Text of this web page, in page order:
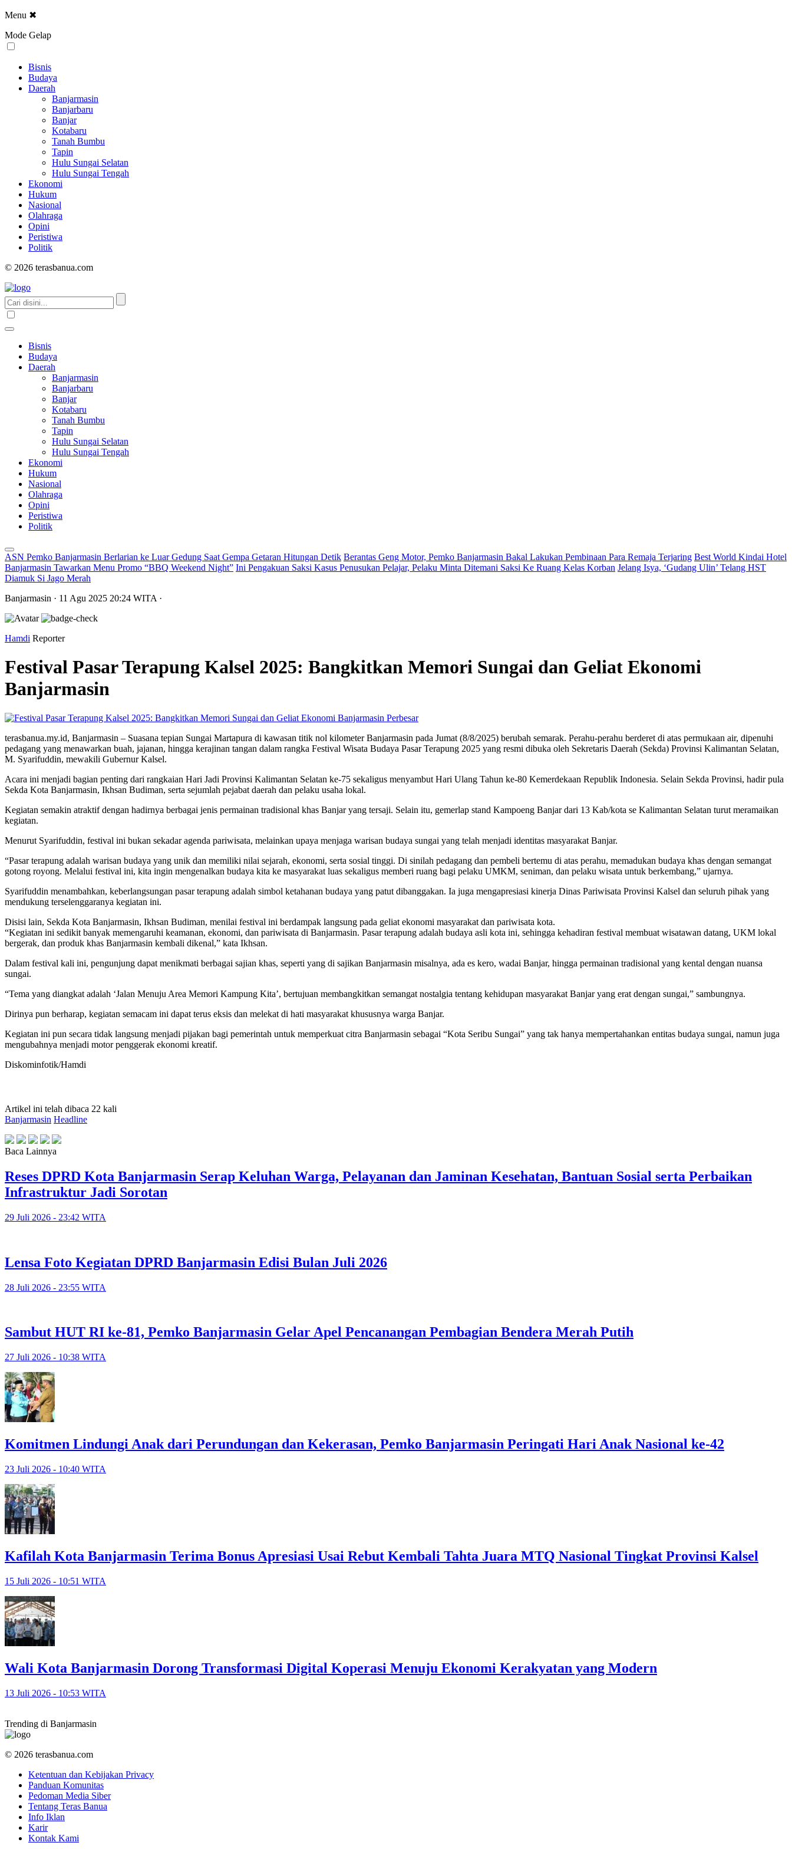
Menu ✖
Mode Gelap
Bisnis
Budaya
Daerah
Banjarmasin
Banjarbaru
Banjar
Kotabaru
Tanah Bumbu
Tapin
Hulu Sungai Selatan
Hulu Sungai Tengah
Ekonomi
Hukum
Nasional
Olahraga
Opini
Peristiwa
Politik
© 2026 terasbanua.com
Bisnis
Budaya
Daerah
Banjarmasin
Banjarbaru
Banjar
Kotabaru
Tanah Bumbu
Tapin
Hulu Sungai Selatan
Hulu Sungai Tengah
Ekonomi
Hukum
Nasional
Olahraga
Opini
Peristiwa
Politik
ASN Pemko Banjarmasin Berlarian ke Luar Gedung Saat Gempa Getaran Hitungan Detik Berantas Geng Motor, Pemko Banjarmasin Bakal Lakukan Pembinaan Para Remaja Terjaring Best World Kindai Hotel
Banjarmasin Tawarkan Menu Promo “BBQ Weekend Night” Ini Pengakuan Saksi Kasus Penusukan Pelajar, Pelaku Minta Ditemani Saksi Ke Ruang Kelas Korban Jelang Isya, ‘Gudang Ulin’ Telang HST
Diamuk Si Jago Merah
Banjarmasin · 11 Agu 2025 20:24 WITA ·
Hamdi Reporter
Festival Pasar Terapung Kalsel 2025: Bangkitkan Memori Sungai dan Geliat Ekonomi
Banjarmasin
Perbesar
terasbanua.my.id, Banjarmasin – Suasana tepian Sungai Martapura di kawasan titik nol kilometer Banjarmasin pada Jumat (8/8/2025) berubah semarak. Perahu-perahu berderet di atas permukaan air, dipenuhi
pedagang yang menawarkan buah, jajanan, hingga kerajinan tangan dalam rangka Festival Wisata Budaya Pasar Terapung 2025 yang resmi dibuka oleh Sekretaris Daerah (Sekda) Provinsi Kalimantan Selatan,
M. Syarifuddin, mewakili Gubernur Kalsel.
Acara ini menjadi bagian penting dari rangkaian Hari Jadi Provinsi Kalimantan Selatan ke-75 sekaligus menyambut Hari Ulang Tahun ke-80 Kemerdekaan Republik Indonesia. Selain Sekda Provinsi, hadir pula
Sekda Kota Banjarmasin, Ikhsan Budiman, serta sejumlah pejabat daerah dan pelaku usaha lokal.
Kegiatan semakin atraktif dengan hadirnya berbagai jenis permainan tradisional khas Banjar yang tersaji. Selain itu, gemerlap stand Kampoeng Banjar dari 13 Kab/kota se Kalimantan Selatan turut meramaikan
kegiatan.
Menurut Syarifuddin, festival ini bukan sekadar agenda pariwisata, melainkan upaya menjaga warisan budaya sungai yang telah menjadi identitas masyarakat Banjar.
“Pasar terapung adalah warisan budaya yang unik dan memiliki nilai sejarah, ekonomi, serta sosial tinggi. Di sinilah pedagang dan pembeli bertemu di atas perahu, memadukan budaya khas dengan semangat
gotong royong. Melalui festival ini, kita ingin mengenalkan budaya kita ke masyarakat luas sekaligus memberi ruang bagi pelaku UMKM, seniman, dan pelaku wisata untuk berkembang,” ujarnya.
Syarifuddin menambahkan, keberlangsungan pasar terapung adalah simbol ketahanan budaya yang patut dibanggakan. Ia juga mengapresiasi kinerja Dinas Pariwisata Provinsi Kalsel dan seluruh pihak yang
mendukung terselenggaranya kegiatan ini.
Disisi lain, Sekda Kota Banjarmasin, Ikhsan Budiman, menilai festival ini berdampak langsung pada geliat ekonomi masyarakat dan pariwisata kota.
“Kegiatan ini sedikit banyak memengaruhi keamanan, ekonomi, dan pariwisata di Banjarmasin. Pasar terapung adalah budaya asli kota ini, sehingga kehadiran festival membuat wisatawan datang, UKM lokal
bergerak, dan produk khas Banjarmasin kembali dikenal,” kata Ikhsan.
Dalam festival kali ini, pengunjung dapat menikmati berbagai sajian khas, seperti yang di sajikan Banjarmasin misalnya, ada es kero, wadai Banjar, hingga permainan tradisional yang kental dengan nuansa
sungai.
“Tema yang diangkat adalah ‘Jalan Menuju Area Memori Kampung Kita’, bertujuan membangkitkan semangat nostalgia tentang kehidupan masyarakat Banjar yang erat dengan sungai,” sambungnya.
Dirinya pun berharap, kegiatan semacam ini dapat terus eksis dan melekat di hati masyarakat khususnya warga Banjar.
Kegiatan ini pun secara tidak langsung menjadi pijakan bagi pemerintah untuk memperkuat citra Banjarmasin sebagai “Kota Seribu Sungai” yang tak hanya mempertahankan entitas budaya sungai, namun juga
mengubahnya menjadi motor penggerak ekonomi kreatif.
Diskominfotik/Hamdi
Artikel ini telah dibaca 22 kali
Banjarmasin Headline
Baca Lainnya
Reses DPRD Kota Banjarmasin Serap Keluhan Warga, Pelayanan dan Jaminan Kesehatan, Bantuan Sosial serta Perbaikan
Infrastruktur Jadi Sorotan
29 Juli 2026 - 23:42 WITA
Lensa Foto Kegiatan DPRD Banjarmasin Edisi Bulan Juli 2026
28 Juli 2026 - 23:55 WITA
Sambut HUT RI ke-81, Pemko Banjarmasin Gelar Apel Pencanangan Pembagian Bendera Merah Putih
27 Juli 2026 - 10:38 WITA
Komitmen Lindungi Anak dari Perundungan dan Kekerasan, Pemko Banjarmasin Peringati Hari Anak Nasional ke-42
23 Juli 2026 - 10:40 WITA
Kafilah Kota Banjarmasin Terima Bonus Apresiasi Usai Rebut Kembali Tahta Juara MTQ Nasional Tingkat Provinsi Kalsel
15 Juli 2026 - 10:51 WITA
Wali Kota Banjarmasin Dorong Transformasi Digital Koperasi Menuju Ekonomi Kerakyatan yang Modern
13 Juli 2026 - 10:53 WITA
Trending di Banjarmasin
© 2026 terasbanua.com
Ketentuan dan Kebijakan Privacy
Panduan Komunitas
Pedoman Media Siber
Tentang Teras Banua
Info Iklan
Karir
Kontak Kami